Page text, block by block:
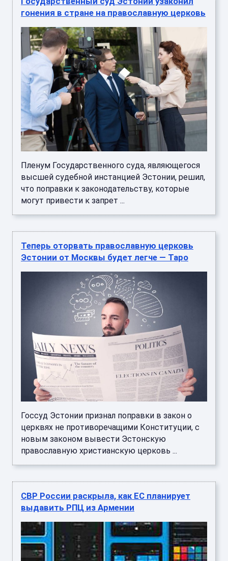
гонения в стране на православную церковь
Пленум Государственного суда, являющегося
высшей судебной инстанцией Эстонии, решил,
что поправки к законодательству, которые
могут привести к запрет ...
Теперь оторвать православную церковь
Эстонии от Москвы будет легче — Таро
Госсуд Эстонии признал поправки в закон о
церквях не противоречащими Конституции, с
новым законом вывести Эстонскую
православную христианскую церковь ...
СВР России раскрыла, как ЕС планирует
выдавить РПЦ из Армении